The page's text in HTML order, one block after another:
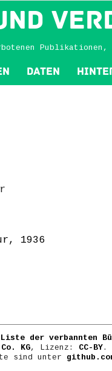
Publikationen,
Daten
1936
Liste der verbannten
KG, Lizenz: CC-BY.
sind unter